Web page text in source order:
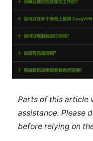
Parts of this article
assistance. Please
before relying on